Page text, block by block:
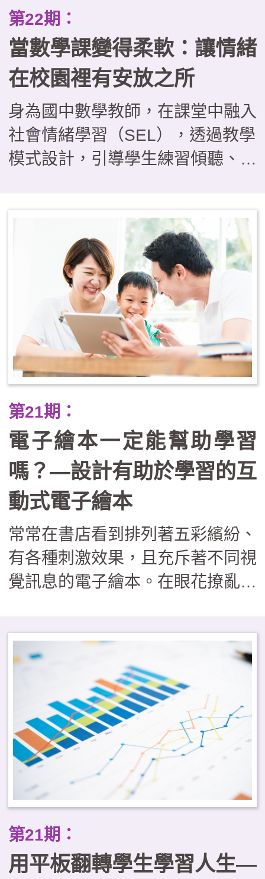
共學、AI應用和遊戲化學習等。
第22期：
當數學課變得柔軟：讓情緒
在校園裡有安放之所
身為國中數學教師，在課堂中融入
社會情緒學習（SEL），透過教學
模式設計，引導學生練習傾聽、表
自主性。學校也從教師端出發，辦
理增能工作坊、共讀與圍圈對話，
支持教師自我覺察與成長，並系統
性地將SEL融入課程設計與學校文
化。我們相信，當大人先練習幸
福、願意看見並接住學生的情緒，
學校便能成為一處溫柔而堅定的承
以安放與轉化的場域。
第21期：
電子繪本一定能幫助學習
嗎？—設計有助於學習的互
動式電子繪本
常常在書店看到排列著五彩繽紛、
有各種刺激效果，且充斥著不同視
覺訊息的電子繪本。在眼花撩亂的
知道什麼是有助於學習的互動式電
子繪本嗎？正因非所有電子繪本都
能自動化地幫助學生的閱讀理解，
所以釐清何為有助益的電子繪本，
實為當務之急──這也正是本文將
揭露之關鍵內容。
第21期：
用平板翻轉學生學習人生—